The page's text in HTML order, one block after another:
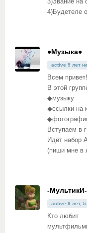
3)Звание на
4)Будетеле
●Музыка●
active 9 лет
Всем привет!
В этой
◆музыку
◆ссылки на
Вступаем в
Идёт набор
(пиши мне в
-МультикИ-
active 9 лет,
Кто любит